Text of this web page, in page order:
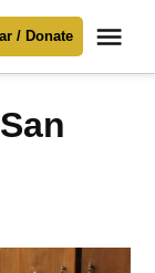
tu apoyo
/ Donate